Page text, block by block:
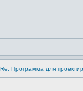
Re: Программа для